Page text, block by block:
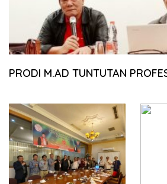
PRODI M.AD TUNTUTAN